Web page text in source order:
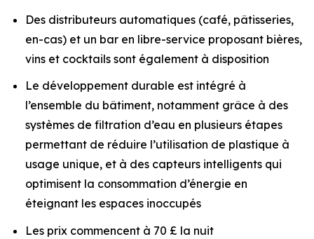
Des distributeurs automatiques (café, pâtisseries,
en-cas) et un bar en libre-service proposant bières,
vins et cocktails sont également à disposition
Le développement durable est intégré à
l’ensemble du bâtiment, notamment grâce à des
systèmes de filtration d’eau en plusieurs étapes
permettant de réduire l’utilisation de plastique à
usage unique, et à des capteurs intelligents qui
optimisent la consommation d’énergie en
éteignant les espaces inoccupés
Les prix commencent à 70 £ la nuit